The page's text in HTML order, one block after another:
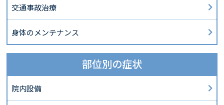
交通事故治療
身体のメンテナンス
部位別の症状
院内設備